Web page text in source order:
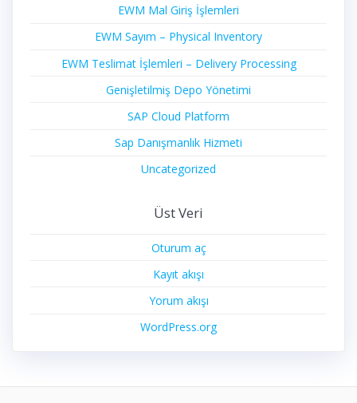
EWM Mal Giriş İşlemleri
EWM Sayım – Physical Inventory
EWM Teslimat İşlemleri – Delivery Processing
Genişletilmiş Depo Yönetimi
SAP Cloud Platform
Sap Danışmanlık Hizmeti
Uncategorized
Üst Veri
Oturum aç
Kayıt akışı
Yorum akışı
WordPress.org